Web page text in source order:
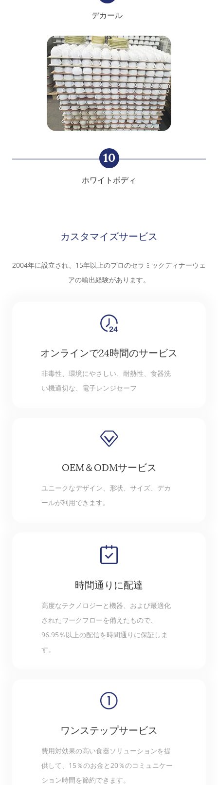
デカール
10
ホワイトボディ
カスタマイズサービス
2004年に設立され、15年以上のプロのセラミックディナーウェ
アの輸出経験があります。
オンラインで24時間のサービス
非毒性、環境にやさしい、耐熱性、食器洗
い機適切な、電子レンジセーフ
OEM＆ODMサービス
ユニークなデザイン、形状、サイズ、デカ
ールが利用できます。
時間通りに配達
高度なテクノロジーと機器、および最適化
されたワークフローを備えたもので、
96.95％以上の配信を時間通りに保証しま
す。
ワンステップサービス
費用対効果の高い食器ソリューションを提
供して、15％のお金と20％のコミュニケー
ション時間を節約できます。